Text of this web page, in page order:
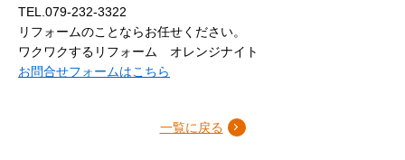
TEL.079-232-3322
リフォームのことならお任せください。
ワクワクするリフォーム オレンジナイト
お問合せフォームはこちら
一覧に戻る